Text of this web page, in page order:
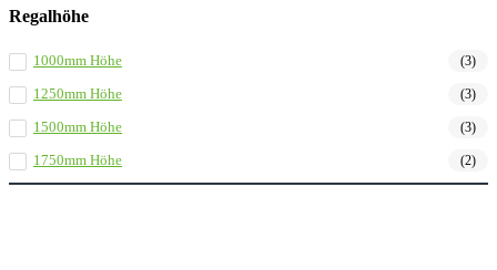
Regalhöhe
1000mm Höhe (3)
1250mm Höhe (3)
1500mm Höhe (3)
1750mm Höhe (2)